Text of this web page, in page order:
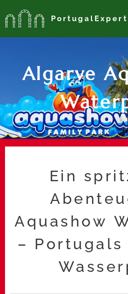
PortugalExpert
Algarve
Ein
Aquashow
– Portugals